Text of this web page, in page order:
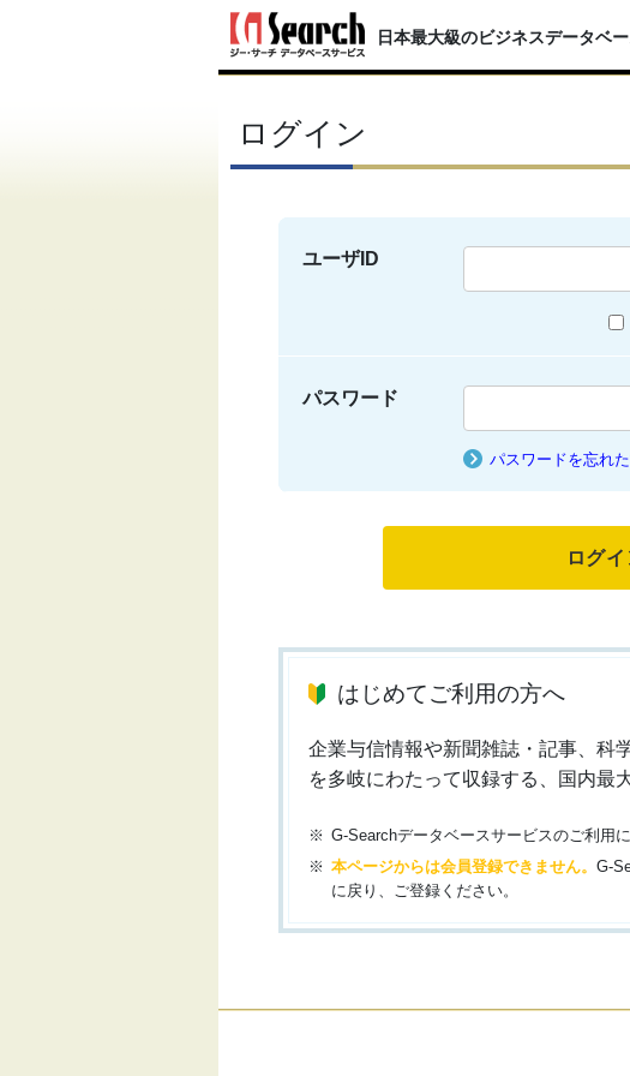
日本最大級のビジネスデータベ
ログイン
ユーザID
パスワード
パスワードを忘れ
はじめてご利用の方へ
企業与信情報や新聞雑誌・記事、科
を多岐にわたって収録する、国内最
G-Searchデータベースサービスのご利用
本ページからは会員登録できません。G-
に戻り、ご登録ください。